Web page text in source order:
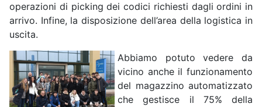
operazioni di picking dei codici richiesti dagli ordini in
arrivo. Infine, la disposizione dell’area della logistica in
uscita.
Abbiamo potuto vedere da
vicino anche il funzionamento
del magazzino automatizzato
che gestisce il 75% della